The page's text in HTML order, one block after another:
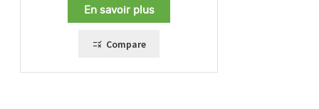
En savoir plus
Compare